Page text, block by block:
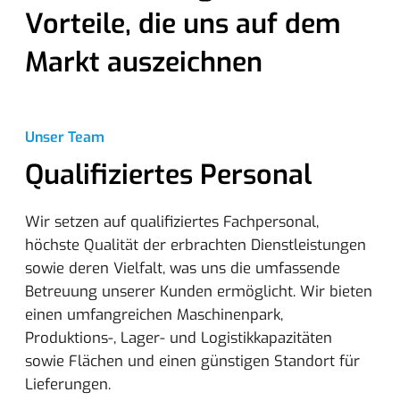
Vorteile, die uns auf dem
Markt auszeichnen
Unser Team
Qualifiziertes Personal
Wir setzen auf qualifiziertes Fachpersonal,
höchste Qualität der erbrachten Dienstleistungen
sowie deren Vielfalt, was uns die umfassende
Betreuung unserer Kunden ermöglicht. Wir bieten
einen umfangreichen Maschinenpark,
Produktions-, Lager- und Logistikkapazitäten
sowie Flächen und einen günstigen Standort für
Lieferungen.